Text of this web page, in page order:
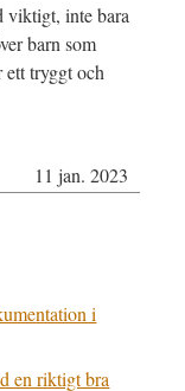
viktigt, inte bara
barn som
tryggt och
11 jan. 2023
i
en riktigt bra